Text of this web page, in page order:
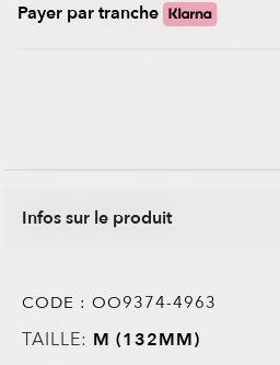
Payer par tranche
Infos sur le produit
CODE : OO9374-4963
TAILLE: M (132MM)